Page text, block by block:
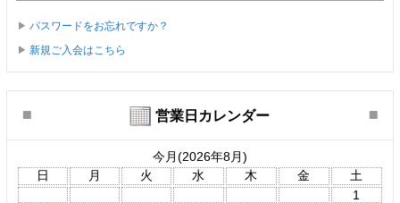
パスワードをお忘れですか？
新規ご入会はこちら
営業日カレンダー
今月(2026年8月)
日
月 火 水 木 金
土
1